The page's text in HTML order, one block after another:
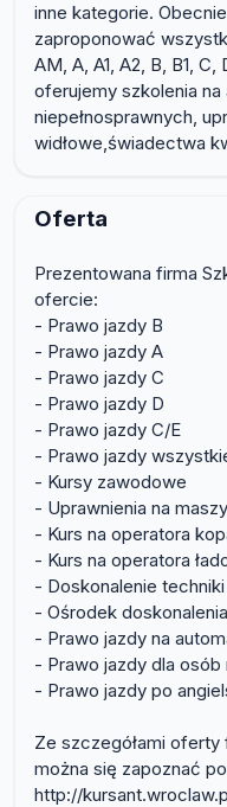
inne kategorie.
zaproponować
AM, A, A1, A2, B, B1,
oferujemy szkolenia
niepełnosprawnych,
widłowe,świadectwa
Oferta
Prezentowana firma
ofercie:
- Prawo jazdy B
- Prawo jazdy A
- Prawo jazdy C
- Prawo jazdy D
- Prawo jazdy C/E
- Prawo jazdy
- Kursy zawodowe
- Uprawnienia na
- Kurs na operatora
- Kurs na operatora
- Doskonalenie
- Ośrodek
- Prawo jazdy na
- Prawo jazdy dla osób
- Prawo jazdy po
Ze szczegółami oferty
można się zapoznać
http://